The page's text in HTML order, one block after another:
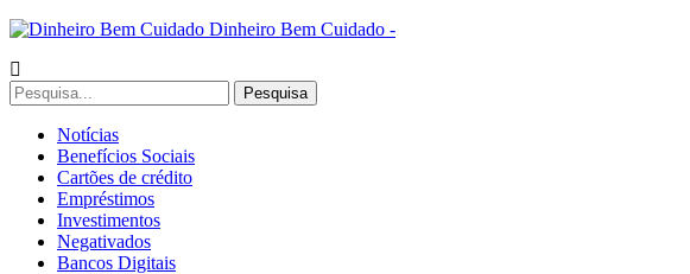
Dinheiro Bem Cuidado -
Notícias
Benefícios Sociais
Cartões de crédito
Empréstimos
Investimentos
Negativados
Bancos Digitais